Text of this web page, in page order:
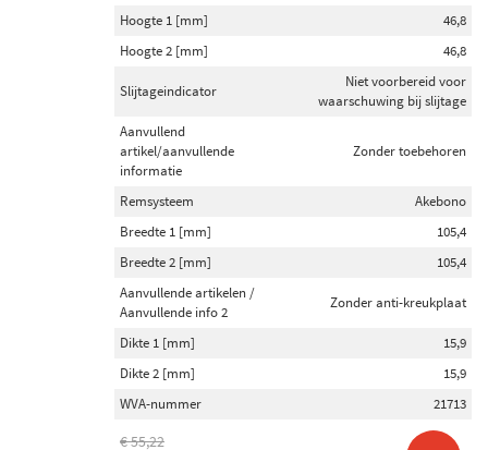
Hoogte 1 [mm]
46,8
Hoogte 2 [mm]
46,8
Slijtageindicator
Niet voorbereid voor
waarschuwing bij slijtage
Aanvullend
artikel/aanvullende
informatie
Zonder toebehoren
Remsysteem
Akebono
Breedte 1 [mm]
105,4
Breedte 2 [mm]
105,4
Aanvullende artikelen /
Aanvullende info 2
Zonder anti-kreukplaat
Dikte 1 [mm]
15,9
Dikte 2 [mm]
15,9
WVA-nummer
21713
€ 55,22